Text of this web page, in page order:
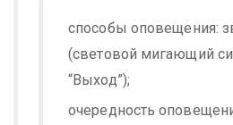
способы оповещения:
(световой мигающий
“Выход”);
очередность